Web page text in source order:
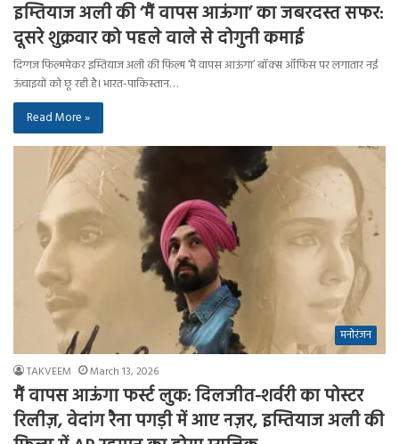
इम्तियाज अली की ‘मैं वापस आऊंगा’ का जबरदस्त सफर:
दूसरे शुक्रवार को पहले वाले से दोगुनी कमाई
दिग्गज फिल्ममेकर इम्तियाज अली की फिल्म ‘मैं वापस आऊंगा’ बॉक्स ऑफिस पर लगातार नई
ऊंचाइयों को छू रही है। भारत-पाकिस्तान…
Read More »
मनोरंजन
TAKVEEM March 13, 2026
मैं वापस आऊंगा फर्स्ट लुक: दिलजीत-शर्वरी का पोस्टर
रिलीज़, वेदांग रैना पगड़ी में आए नज़र, इम्तियाज अली की